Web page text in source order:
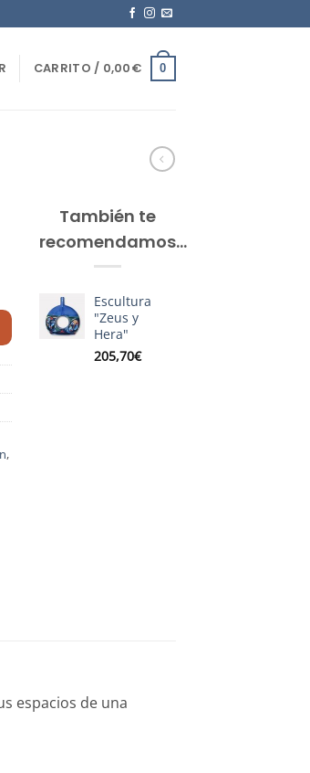
CARRITO / 0,00€ 0
,
También te
recomendamos…
Escultura
"Zeus y
Hera"
205,70€
espacios de una